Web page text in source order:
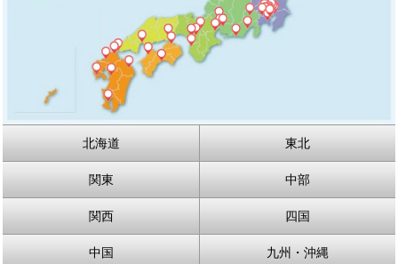
北海道 東北
関東 中部
関西 四国
中国 九州・沖縄